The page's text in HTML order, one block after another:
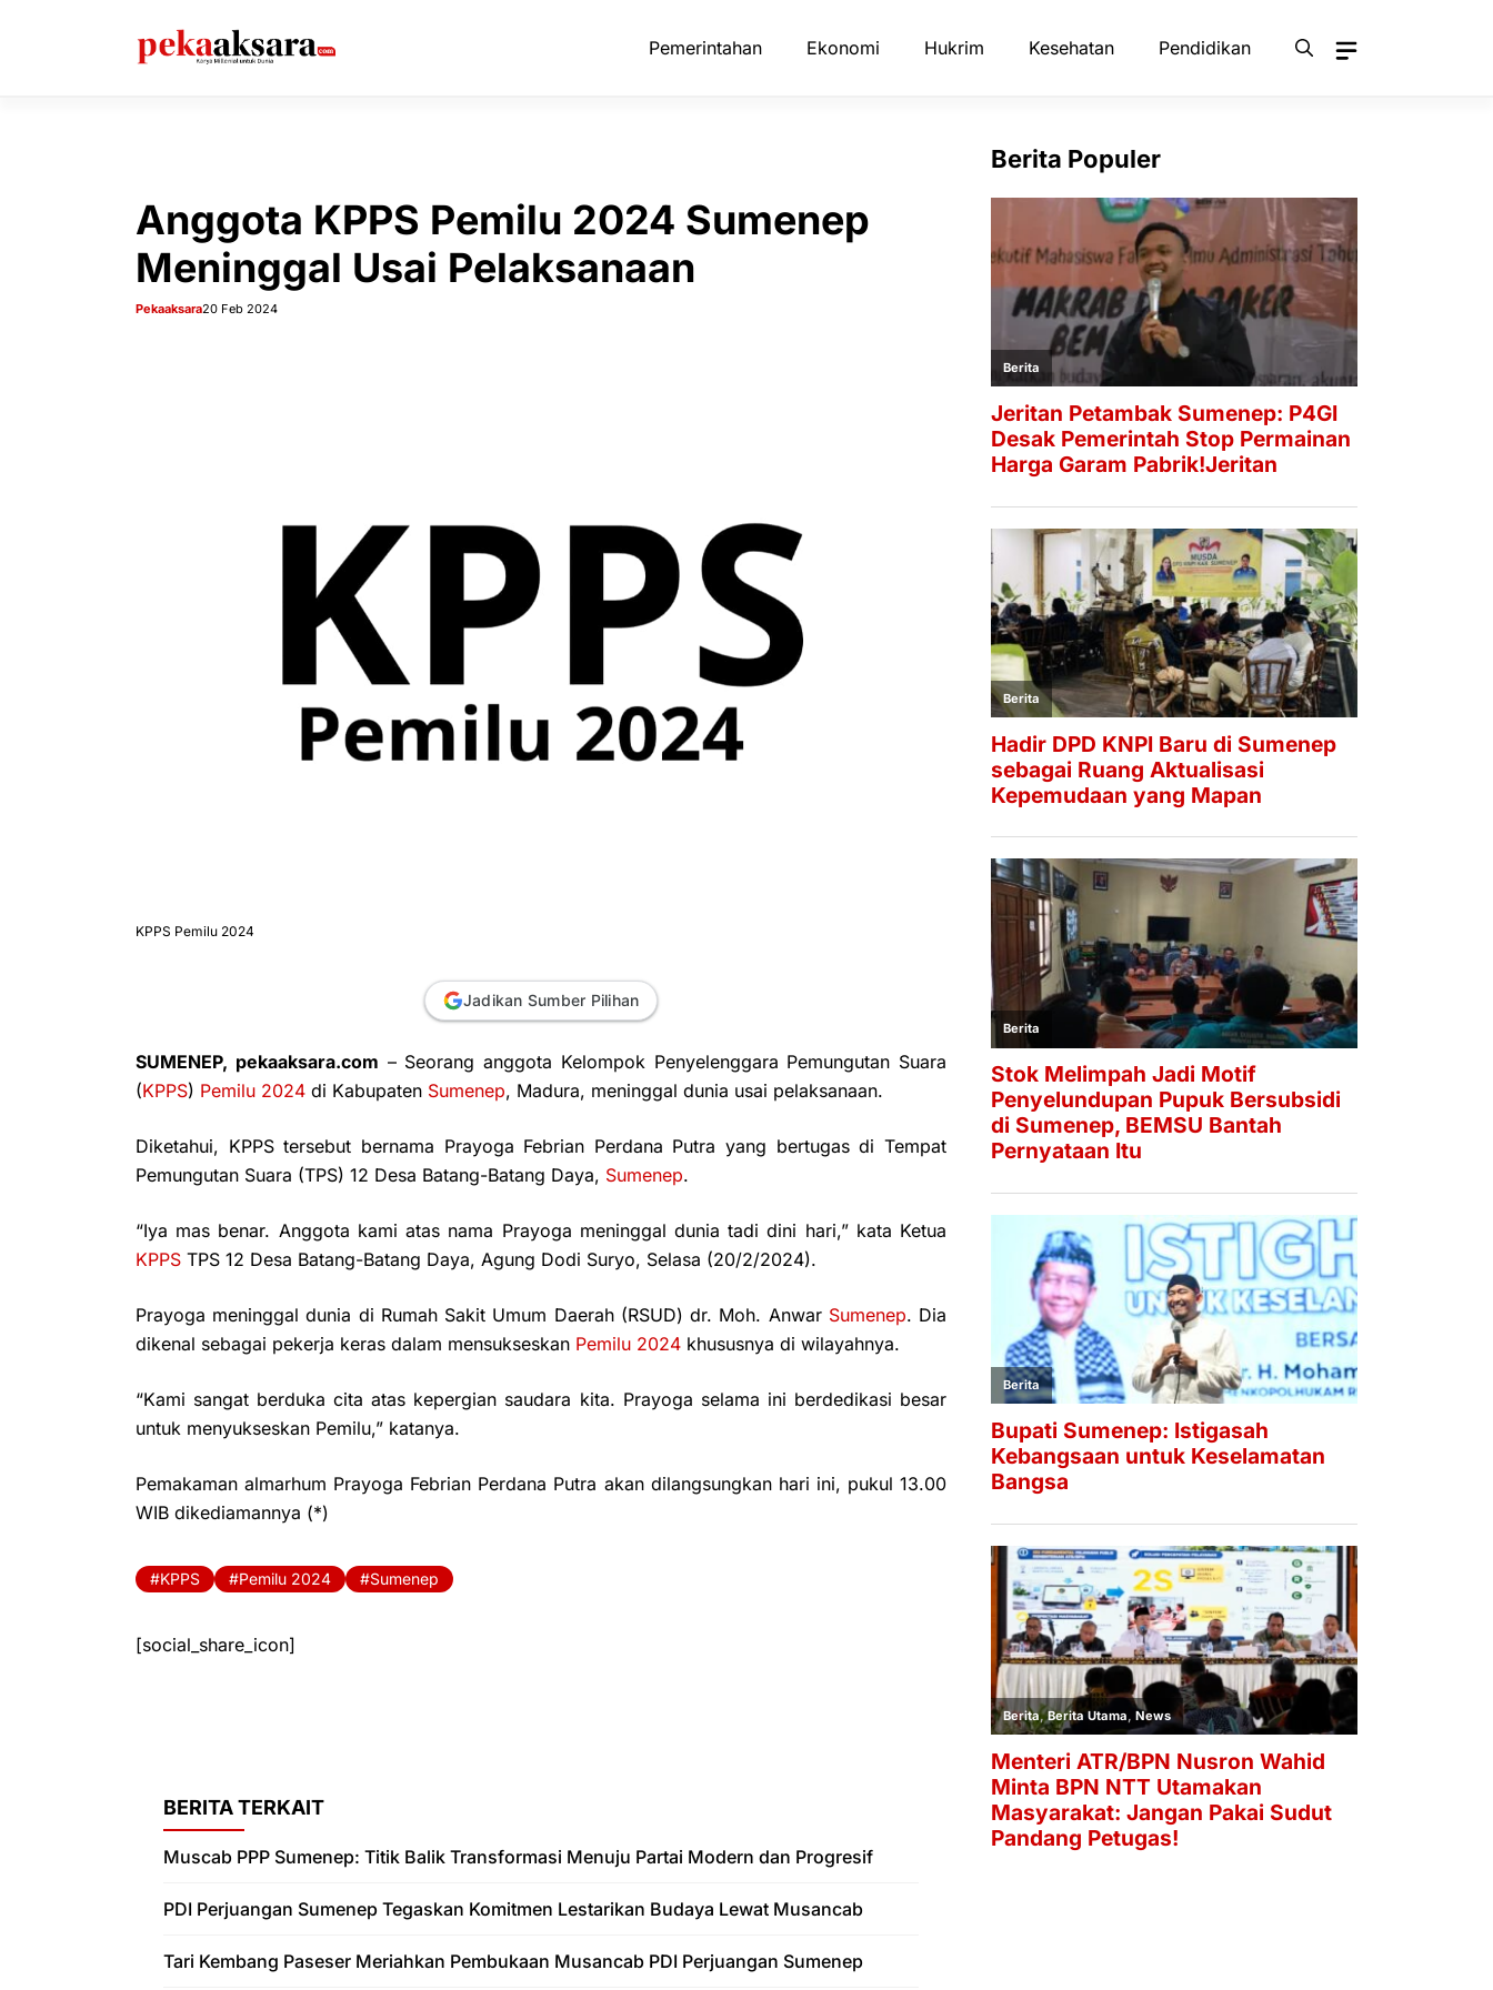
Pemerintahan Ekonomi Hukrim Kesehatan Pendidikan
Anggota KPPS Pemilu 2024 Sumenep
Meninggal Usai Pelaksanaan
Pekaaksara20 Feb 2024
KPPS Pemilu 2024
Jadikan Sumber Pilihan
SUMENEP, pekaaksara.com – Seorang anggota Kelompok Penyelenggara Pemungutan Suara
(KPPS) Pemilu 2024 di Kabupaten Sumenep, Madura, meninggal dunia usai pelaksanaan.
Diketahui, KPPS tersebut bernama Prayoga Febrian Perdana Putra yang bertugas di Tempat
Pemungutan Suara (TPS) 12 Desa Batang-Batang Daya, Sumenep.
“Iya mas benar. Anggota kami atas nama Prayoga meninggal dunia tadi dini hari,” kata Ketua
KPPS TPS 12 Desa Batang-Batang Daya, Agung Dodi Suryo, Selasa (20/2/2024).
Prayoga meninggal dunia di Rumah Sakit Umum Daerah (RSUD) dr. Moh. Anwar Sumenep. Dia
dikenal sebagai pekerja keras dalam mensukseskan Pemilu 2024 khususnya di wilayahnya.
“Kami sangat berduka cita atas kepergian saudara kita. Prayoga selama ini berdedikasi besar
untuk menyukseskan Pemilu,” katanya.
Pemakaman almarhum Prayoga Febrian Perdana Putra akan dilangsungkan hari ini, pukul 13.00
WIB dikediamannya (*)
KPPS Pemilu 2024 Sumenep
[social_share_icon]
BERITA TERKAIT
Muscab PPP Sumenep: Titik Balik Transformasi Menuju Partai Modern dan Progresif
PDI Perjuangan Sumenep Tegaskan Komitmen Lestarikan Budaya Lewat Musancab
Tari Kembang Paseser Meriahkan Pembukaan Musancab PDI Perjuangan Sumenep
Berita Populer